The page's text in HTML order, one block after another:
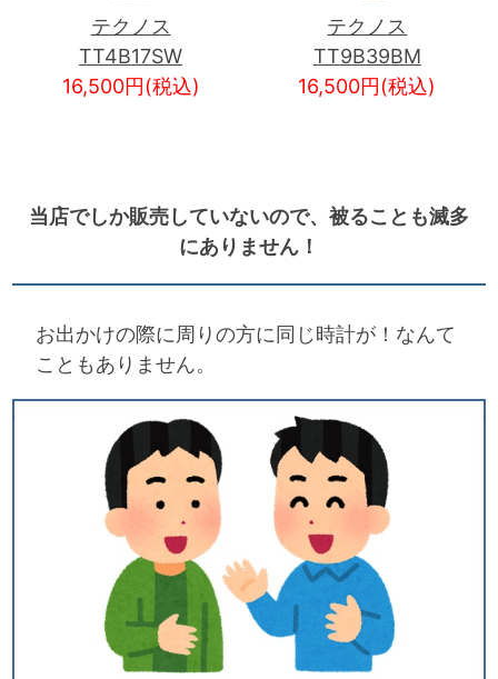
テクノス
TT4B17SW
16,500円(税込)
テクノス
TT9B39BM
16,500円(税込)
当店でしか販売していないので、被ることも滅多
にありません！
お出かけの際に周りの方に同じ時計が！なんて
こともありません。